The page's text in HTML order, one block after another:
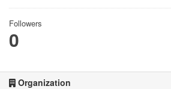
Followers
0
Organization